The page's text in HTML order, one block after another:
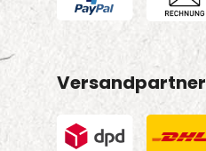
Versandpartner